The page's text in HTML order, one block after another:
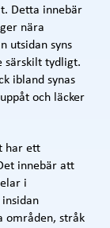
Detta innebär
nära
utsidan syns
särskilt tydligt.
ibland synas
och läcker
har ett
innebär att
i
områden, stråk